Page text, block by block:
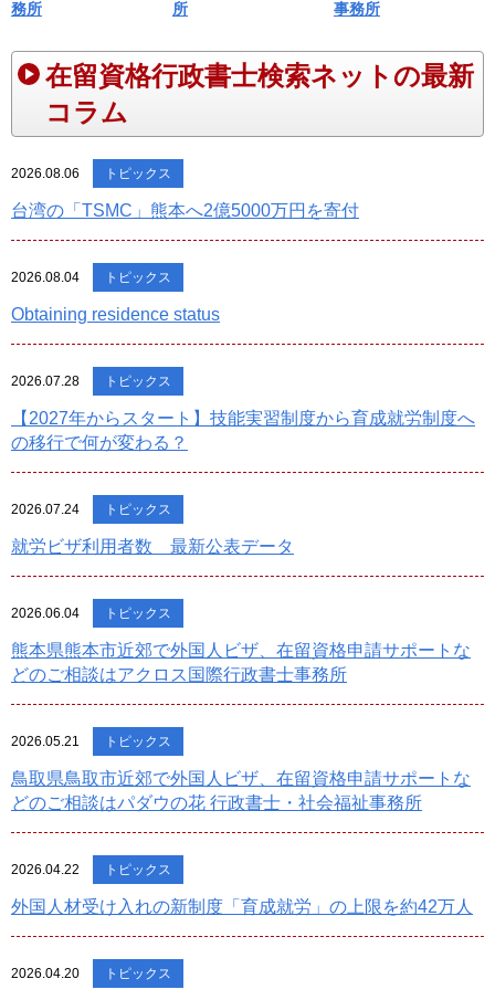
務所
所
事務所
在留資格行政書士検索ネットの最新
コラム
2026.08.06 トピックス
台湾の「TSMC」熊本へ2億5000万円を寄付
2026.08.04 トピックス
Obtaining residence status
2026.07.28 トピックス
【2027年からスタート】技能実習制度から育成就労制度へ
の移行で何が変わる？
2026.07.24 トピックス
就労ビザ利用者数 最新公表データ
2026.06.04 トピックス
熊本県熊本市近郊で外国人ビザ、在留資格申請サポートな
どのご相談はアクロス国際行政書士事務所
2026.05.21 トピックス
鳥取県鳥取市近郊で外国人ビザ、在留資格申請サポートな
どのご相談はパダウの花 行政書士・社会福祉事務所
2026.04.22 トピックス
外国人材受け入れの新制度「育成就労」の上限を約42万人
2026.04.20 トピックス